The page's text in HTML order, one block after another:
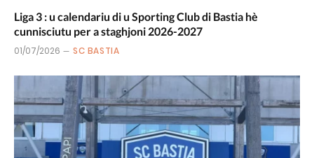
Liga 3 : u calendariu di u Sporting Club di Bastia hè
cunnisciutu per a staghjoni 2026-2027
01/07/2026 SC BASTIA